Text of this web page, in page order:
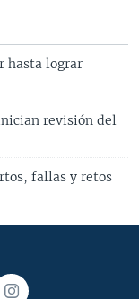
hasta lograr
revisión del
fallas y retos